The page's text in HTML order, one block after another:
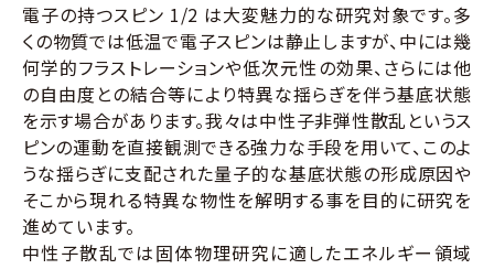
電子の持つスピン 1/2 は大変魅力的な研究対象です。多
くの物質では低温で電子スピンは静止しますが、中には幾
何学的フラストレーションや低次元性の効果、さらには他
の自由度との結合等により特異な揺らぎを伴う基底状態
を示す場合があります。我々は中性子非弾性散乱というス
ピンの運動を直接観測できる強力な手段を用いて、このよ
うな揺らぎに支配された量子的な基底状態の形成原因や
そこから現れる特異な物性を解明する事を目的に研究を
進めています。
中性子散乱では固体物理研究に適したエネルギー領域